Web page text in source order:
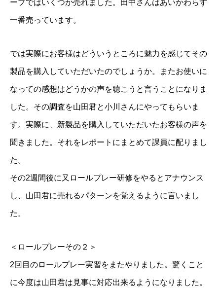
ープではいくつか売れました。田中さんはあいかわらず
一番売っています。
では実際にお客様はどういうところに魅力を感じてその
製品を購入していただいたのでしょうか。またお使いに
なっての感想はどうかの声を聴こうと言うことになりま
した。その調査を山田君と小川さんにやってもらいま
す。実際に、新製品を購入していただいたお客様の声を
聞きました。それをレポートにまとめて課員に配りまし
た。
その2週間後に又ロールプレー研修をやるとアナウンス
し、山田君に売れるパターンを覚えるように言いまし
た。
＜ロールプレーその２＞
2回目のロールプレー実習をまたやりました。驚くこと
に今度は山田君は見事に対応出来るようになりました。